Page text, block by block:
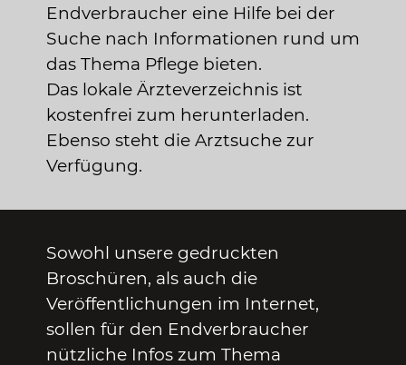
Endverbraucher eine Hilfe bei der
Suche nach Informationen rund um
das Thema Pflege bieten.
Das lokale Ärzteverzeichnis ist
kostenfrei zum herunterladen.
Ebenso steht die Arztsuche zur
Verfügung.
Sowohl unsere gedruckten
Broschüren, als auch die
Veröffentlichungen im Internet,
sollen für den Endverbraucher
nützliche Infos zum Thema